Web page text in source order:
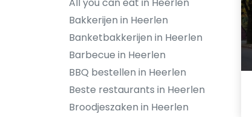
Bakkerijen in Heerlen
Banketbakkerijen in Heerlen
Barbecue in Heerlen
BBQ bestellen in Heerlen
Beste restaurants in Heerlen
Broodjeszaken in Heerlen